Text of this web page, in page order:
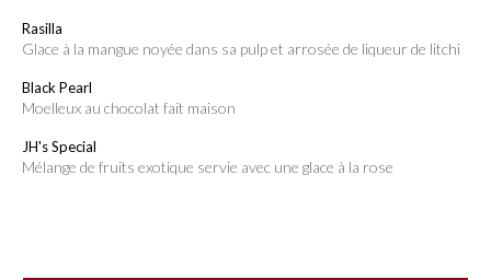
Rasilla
glace à la mangue noyée dans sa pulp et arrosée de liqueur de litchi
Black Pearl
moelleux au chocolat fait maison
JH's Special
mélange de fruits exotique servie avec une glace à la rose